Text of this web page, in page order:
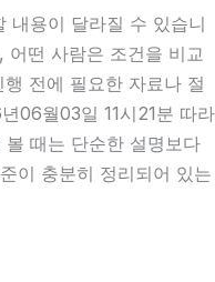
내용이 달라질 수 있습니
어떤 사람은 조건을 비교
전에 필요한 자료나 절
06월03일 11시21분 따라
때는 단순한 설명보다
이 충분히 정리되어 있는